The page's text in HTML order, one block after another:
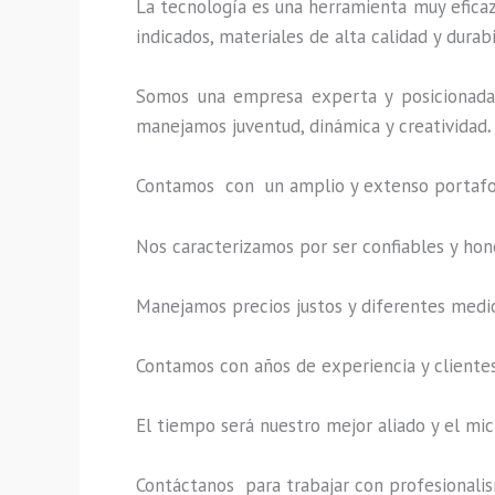
La tecnología es una herramienta muy
indicados, materiales de alta calidad y
Somos una empresa experta y
manejamos juventud, dinámica y creatividad.
Contamos con un amplio y extenso
Nos caracterizamos por ser confiables y
Manejamos precios justos y diferentes
Contamos con años de experiencia y
El tiempo será nuestro mejor aliado y el
Contáctanos para trabajar con